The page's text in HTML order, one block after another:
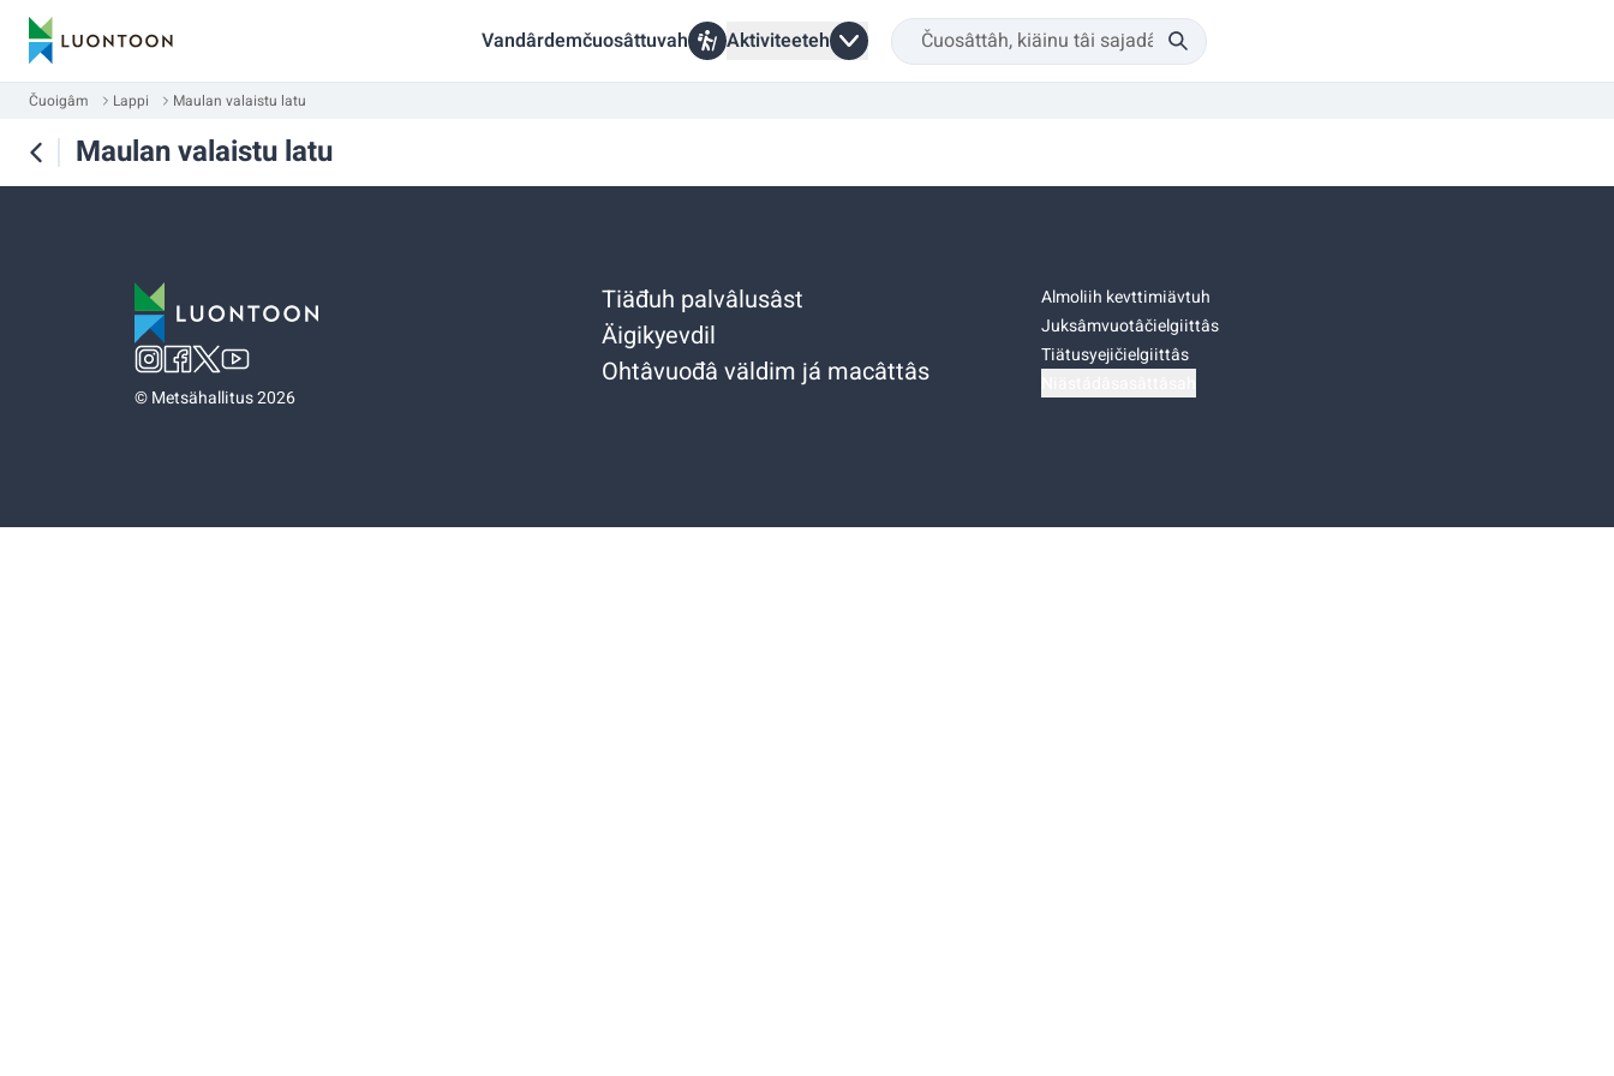
Vandârdemčuosâttuvah Aktiviteeteh
Čuoigâm Lappi Maulan valaistu latu
Maulan valaistu latu
©Metsähallitus 2026
Tiäđuh palvâlusâst
Äigikyevdil
Ohtâvuođâ väldim já macâttâs
Almoliih kevttimiävtuh
Juksâmvuotâčielgiittâs
Tiätusyejičielgiittâs